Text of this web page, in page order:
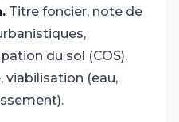
Titre foncier, note de
du sol (COS),
viabilisation (eau,